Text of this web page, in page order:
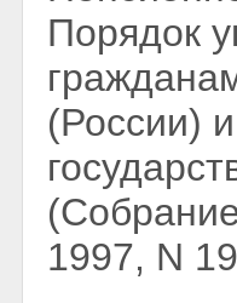
Порядок
(России)
1997, N